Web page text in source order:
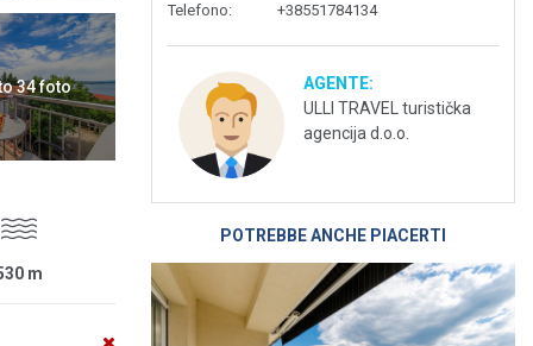
34 foto
m
Telefono: +38551784134
AGENTE:
ULLI TRAVEL turistička
agencija d.o.o.
POTREBBE ANCHE PIACERTI